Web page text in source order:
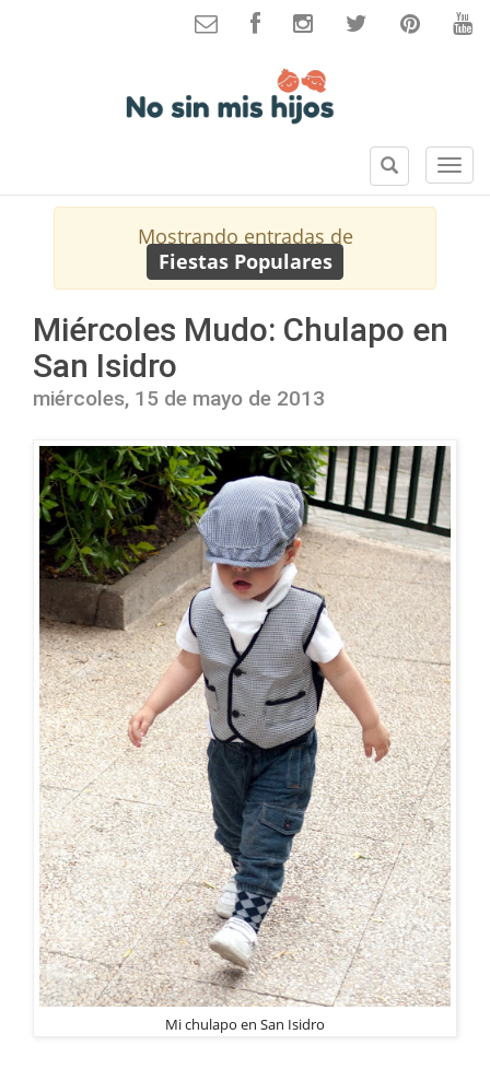
S
e
B
u
s
r
Mostrando entradas de
Fiestas Populares
Miércoles Mudo: Chulapo en
San Isidro
miércoles, 15 de mayo de 2013
Mi chulapo en San Isidro